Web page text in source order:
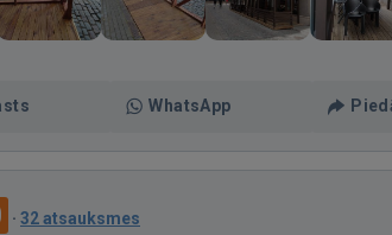
WhatsApp
· 32 atsauksmes